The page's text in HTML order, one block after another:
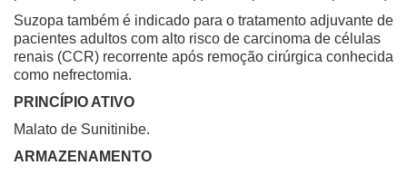
Suzopa também é indicado para o tratamento adjuvante de
pacientes adultos com alto risco de carcinoma de células
renais (CCR) recorrente após remoção cirúrgica conhecida
como nefrectomia.
PRINCÍPIO ATIVO
Malato de Sunitinibe.
ARMAZENAMENTO